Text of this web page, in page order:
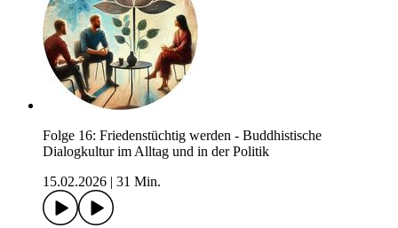
Folge 16: Friedenstüchtig werden - Buddhistische
Dialogkultur im Alltag und in der Politik
15.02.2026
31 Min.